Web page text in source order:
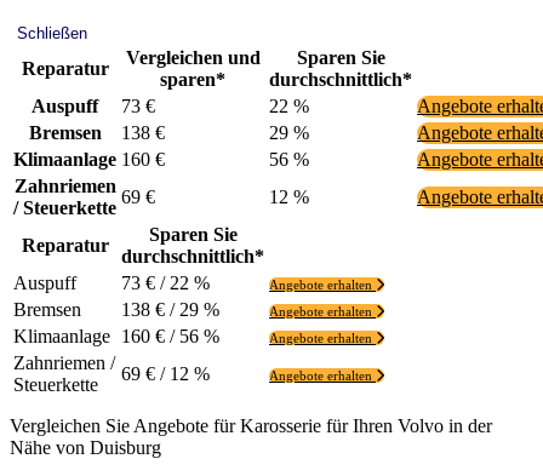
Schließen
Reparatur
Vergleichen und
sparen*
Sparen Sie
durchschnittlich*
Auspuff
73 € 22 %
Angebote
Bremsen
138 € 29 %
Angebote
Klimaanlage 160 € 56 %
Angebote
Zahnriemen
/ Steuerkette
69 € 12 % Angebote
Reparatur
Sparen Sie
durchschnittlich*
Auspuff
73 € / 22 % Angebote erhalten
Bremsen 138 € / 29 % Angebote erhalten
Klimaanlage 160 € / 56 % Angebote erhalten
Zahnriemen /
Steuerkette
69 € / 12 % Angebote erhalten
Vergleichen Sie Angebote für Karosserie für Ihren Volvo in der
Nähe von Duisburg